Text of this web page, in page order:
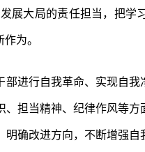
展大局的责任担当，把学
为。
部进行自我革命、实现自
担当精神、纪律作风等
确改进方向，不断增强